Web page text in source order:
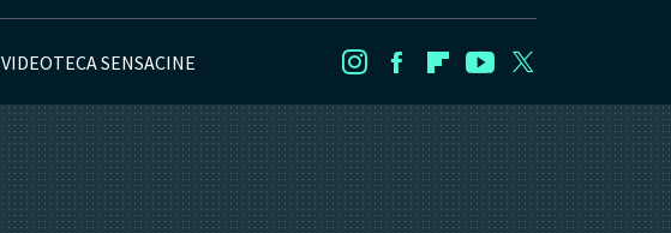
VIDEOTECA SENSACINE InstagramFacebookFlipboard
Youtube